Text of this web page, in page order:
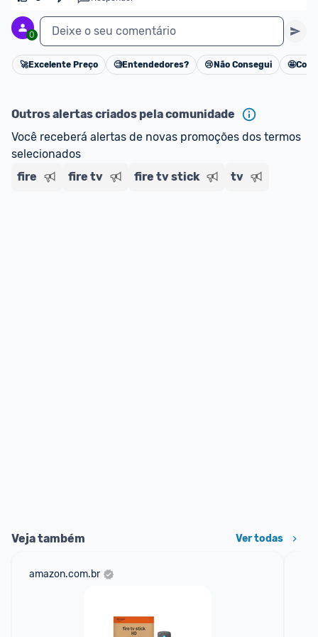
ou MercadoLíder Platinum.
E lembre-se:
você sempre pode contar ajuda da
comunidade para tirar dúvidas ou acionar os
nossos Admins marcando @admin em um
0 Deixe o seu comentário
Cancelar
🚀Excelente Preço 🧐Entendedores? 😢 Não Consegui 🤩
Outros alertas criados pela comunidade
Você receberá alertas de novas promoções dos termos
selecionados
fire
fire tv fire tv stick tv
Veja também Ver todas
amazon.com.br